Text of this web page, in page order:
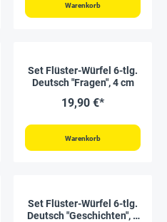
Warenkorb
Set Flüster-Würfel 6-tlg.
Deutsch "Fragen", 4 cm
19,90 €*
Warenkorb
Set Flüster-Würfel 6-tlg.
Deutsch "Geschichten", 4